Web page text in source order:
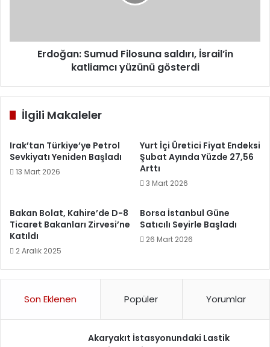
Erdoğan: Sumud Filosuna saldırı, İsrail’in
katliamcı yüzünü gösterdi
İlgili Makaleler
Irak’tan Türkiye’ye Petrol
Sevkiyatı Yeniden Başladı
13 Mart 2026
Yurt İçi Üretici Fiyat Endeksi
Şubat Ayında Yüzde 27,56
Arttı
3 Mart 2026
Bakan Bolat, Kahire’de D-8
Ticaret Bakanları Zirvesi’ne
Katıldı
2 Aralık 2025
Borsa İstanbul Güne
Satıcılı Seyirle Başladı
26 Mart 2026
Son Eklenen Popüler Yorumlar
Akaryakıt İstasyonundaki Lastik